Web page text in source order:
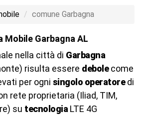
comune Garbagna
Garbagna AL
nella città di Garbagna
risulta essere debolecome
per ogni singolo operatoredi
rete proprietaria (Iliad, TIM,
su tecnologia LTE 4G